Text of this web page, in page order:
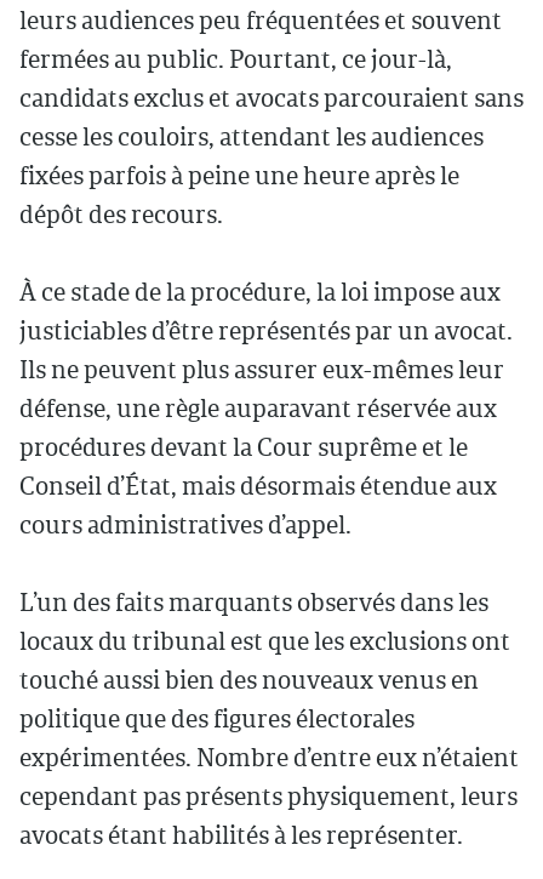
leurs audiences peu fréquentées et souvent
fermées au public. Pourtant, ce jour-là,
candidats exclus et avocats parcouraient sans
cesse les couloirs, attendant les audiences
fixées parfois à peine une heure après le
dépôt des recours.
À ce stade de la procédure, la loi impose aux
justiciables d’être représentés par un avocat.
Ils ne peuvent plus assurer eux-mêmes leur
défense, une règle auparavant réservée aux
procédures devant la Cour suprême et le
Conseil d’État, mais désormais étendue aux
cours administratives d’appel.
L’un des faits marquants observés dans les
locaux du tribunal est que les exclusions ont
touché aussi bien des nouveaux venus en
politique que des figures électorales
expérimentées. Nombre d’entre eux n’étaient
cependant pas présents physiquement, leurs
avocats étant habilités à les représenter.